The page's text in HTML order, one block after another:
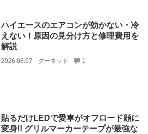
ハイエースのエアコンが効かない・冷
えない！原因の見分け方と修理費用を
解説
2026.08.07 グーネット 1
貼るだけLEDで愛車がオフロード顔に
変身!! グリルマーカーテープが最強な